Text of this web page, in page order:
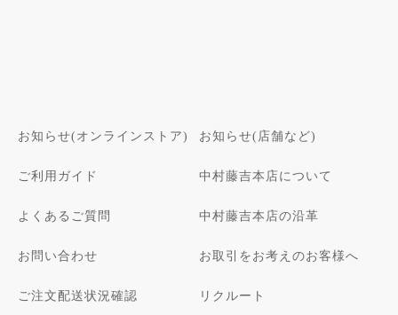
お知らせ(オンラインストア)
ご利用ガイド
よくあるご質問
お問い合わせ
ご注文配送状況確認
お知らせ(店舗など)
中村藤吉本店について
中村藤吉本店の沿革
お取引をお考えのお客様へ
リクルート